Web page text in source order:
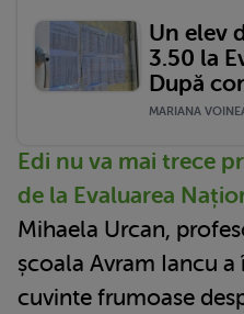
Un elev
3.50 la
După
MARIANA
Edi nu va mai trece
de la Evaluarea
Mihaela Urcan,
școala Avram Iancu
cuvinte frumoase